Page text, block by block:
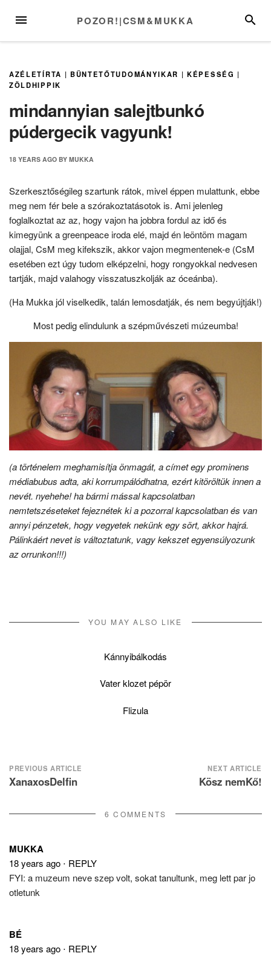
MENU POZOR!|CSM&MUKKA
AZÉLETÍRTA | BÜNTETŐTUDOMÁNYIKAR |KÉPESSÉG |
ZÖLDHIPPIK
mindannyian salejtbunkó
púdergecik vagyunk!
18 YEARS AGO BY MUKKA
Szerkesztőségileg szartunk rátok, mivel éppen mulattunk, ebbe
meg nem fér bele a szórakoztatásotok is. Ami jelenleg
foglalkoztat az az, hogy vajon ha jobbra fordul az idő és
kimegyünk a greenpeace iroda elé, majd én leöntöm magam
olajjal, CsM meg kifekszik, akkor vajon megmentenek-e (CsM
esetében ezt úgy tudom elképzelni, hogy rongyokkal nedvesen
tartják, majd valahogy visszatuszkolják az óceánba).
(Ha Mukka jól viselkedik, talán lemosdatják, és nem begyújtják!)
Most pedig elindulunk a szépművészeti múzeumba!
(a történelem meghamisítja önmagát, a címet egy prominens
médiabubus adta, aki korrumpálódhatna, ezért kitöröltük innen a
nevét. nyehehe! ha bármi mással kapcsolatban
nemtetszéseteket fejeznétek ki a pozorral kapcsolatban és van
annyi pénzetek, hogy vegyetek nekünk egy sört, akkor hajrá.
Pálinkáért nevet is változtatunk, vagy kekszet egyensúlyozunk
az orrunkon!!!)
YOU MAY ALSO LIKE
Kánnyibálkodás
Vater klozet pépör
Flizula
Post
navigation
PREVIOUS ARTICLE
XanaxosDelfin
NEXT ARTICLE
Kösz nemKő!
6 COMMENTS
MUKKA
18 years ago ⋅ REPLY
FYI: a muzeum neve szep volt, sokat tanultunk, meg lett par jo
otletunk
BÉ
18 years ago ⋅ REPLY